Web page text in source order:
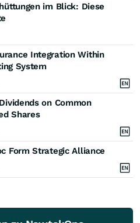
im Blick: Diese
Integration Within
System
on Common
Shares
Form Strategic Alliance